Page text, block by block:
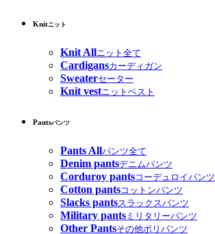
Knitニット
Knit Allニット全て
Cardigansカーディガン
Sweaterセーター
Knit vestニットベスト
Pantsパンツ
Pants Allパンツ全て
Denim pantsデニムパンツ
Corduroy pantsコーデュロイパンツ
Cotton pantsコットンパンツ
Slacks pantsスラックスパンツ
Military pants ミリタリーパンツ
Other Pantsその他ポリパンツ